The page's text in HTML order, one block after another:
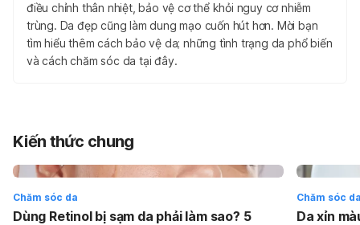
điều chỉnh thân nhiệt, bảo vệ cơ thể khỏi nguy cơ nhiễm
trùng. Da đẹp cũng làm dung mạo cuốn hút hơn. Mời bạn
tìm hiểu thêm cách bảo vệ da; những tình trạng da phổ biến
và cách chăm sóc da tại đây.
Kiến thức chung
Chăm sóc da
Dùng Retinol bị sạm da phải làm sao? 5
Chăm sóc
Da xỉn